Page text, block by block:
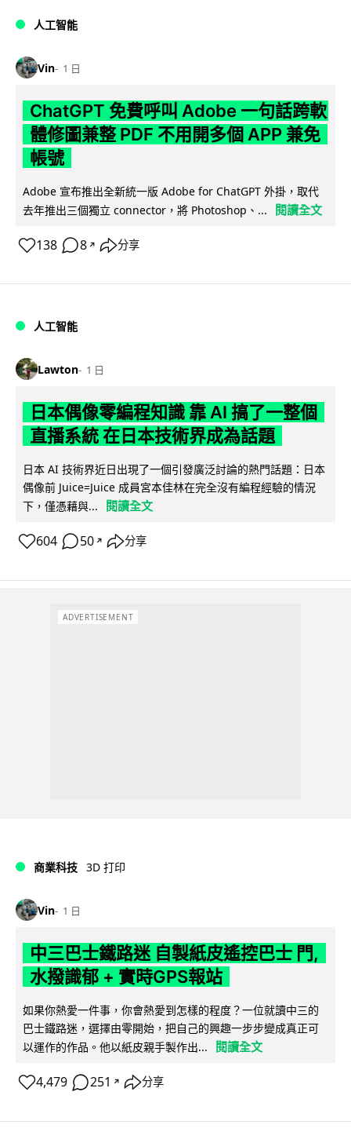
人工智能
Vin 1 日
ChatGPT 免費呼叫 Adobe 一句話跨軟
體修圖兼整 PDF 不用開多個 APP 兼免
帳號
Adobe 宣布推出全新統一版 Adobe for ChatGPT 外掛，取代
去年推出三個獨立 connector，將 Photoshop、...
閱讀全文
138 8 ↗ 分享
人工智能
Lawton 1 日
日本偶像零編程知識 靠 AI 搞了一整個
直播系統 在日本技術界成為話題
日本 AI 技術界近日出現了一個引發廣泛討論的熱門話題：日本
偶像前 Juice=Juice 成員宮本佳林在完全沒有編程經驗的情況
下，僅憑藉與...
閱讀全文
604 50 ↗ 分享
ADVERTISEMENT
商業科技 3D 打印
Vin 1 日
中三巴士鐵路迷 自製紙皮遙控巴士 門,
水撥識郁 + 實時GPS報站
如果你熱愛一件事，你會熱愛到怎樣的程度？一位就讀中三的
巴士鐵路迷，選擇由零開始，把自己的興趣一步步變成真正可
以運作的作品。他以紙皮親手製作出...
閱讀全文
4,479 251 ↗ 分享